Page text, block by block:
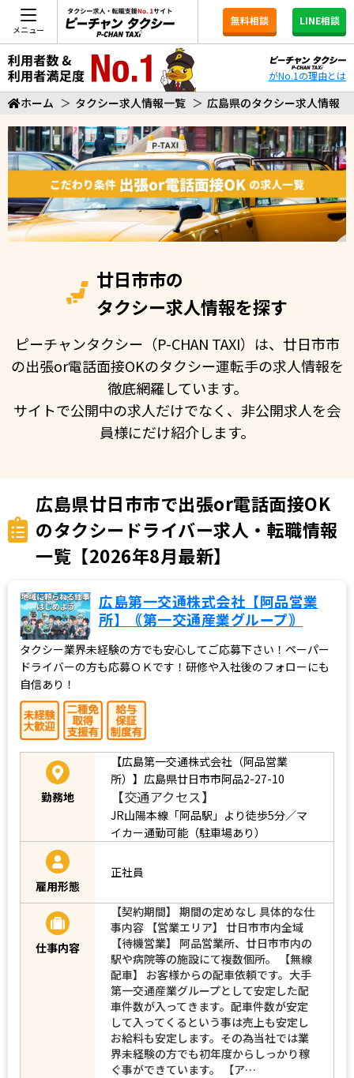
メニュー
無料相談 LINE相談
がNo.1の理由とは
ホーム ＞ タクシー求人情報一覧 ＞ 広島県のタクシー求人情報
廿日市市の
タクシー求人情報を探す
ピーチャンタクシー（P-CHAN TAXI）は、廿日市市
の出張or電話面接OKのタクシー運転手の求人情報を
徹底網羅しています。
サイトで公開中の求人だけでなく、非公開求人を会
員様にだけ紹介します。
広島県廿日市市で出張or電話面接OK
のタクシードライバー求人・転職情報
一覧【2026年8月最新】
広島第一交通株式会社【阿品営業
所】｟第一交通産業グループ｠
タクシー業界未経験の方でも安心してご応募下さい！ペーパー
ドライバーの方も応募ＯＫです！研修や入社後のフォローにも
自信あり！
勤務地
【広島第一交通株式会社（阿品営業
所）】広島県廿日市市阿品2-27-10
【交通アクセス】
JR山陽本線「阿品駅」より徒歩5分／マ
イカー通勤可能（駐車場あり）
雇用形態
正社員
仕事内容
【契約期間】 期間の定めなし 具体的な仕
事内容 【営業エリア】 廿日市市内全域
【待機営業】 阿品営業所、廿日市市内の
駅や病院等の施設にて複数個所。 【無線
配車】 お客様からの配車依頼です。大手
第一交通産業グループとして安定した配
車件数が入ってきます。配車件数が安定
して入ってくるという事は売上も安定し
お給料も安定します。その為当社では業
界未経験の方でも初年度からしっかり稼
ぐ事ができています。 【ア…